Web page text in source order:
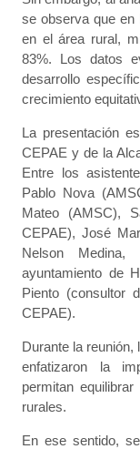
se observa que en
en el área rural,
83%. Los datos
desarrollo
crecimiento
La presentación
CEPAE y de la
Entre los
Pablo Nova
Mateo (AMSC),
CEPAE), José
Nelson Medina,
ayuntamiento de
Piento (consultor
CEPAE).
Durante la
enfatizaron la
permitan
rurales.
En ese sentido,